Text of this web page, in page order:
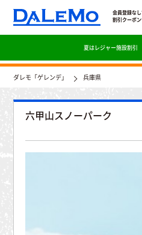
会員登録な
割引クーポン
夏はレジャー施設割引
ダレモ「ゲレンデ」 兵庫県
六甲山スノーパーク